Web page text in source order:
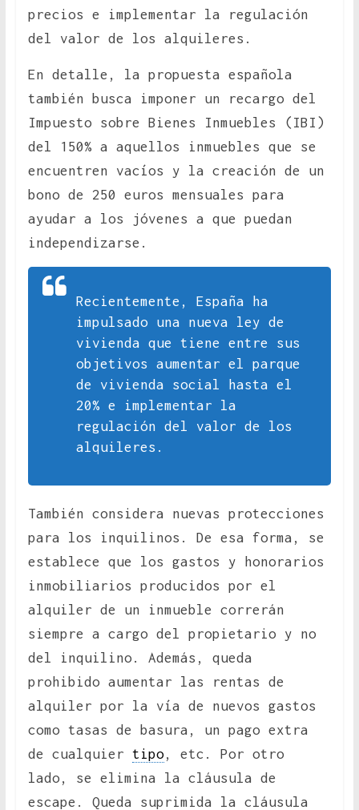
precios e implementar la regulación
del valor de los alquileres.
En detalle, la propuesta española
también busca imponer un recargo del
Impuesto sobre Bienes Inmuebles (IBI)
del 150% a aquellos inmuebles que se
encuentren vacíos y la creación de un
bono de 250 euros mensuales para
ayudar a los jóvenes a que puedan
independizarse.
Recientemente, España ha
impulsado una nueva ley de
vivienda que tiene entre sus
objetivos aumentar el parque
de vivienda social hasta el
20% e implementar la
regulación del valor de los
alquileres.
También considera nuevas protecciones
para los inquilinos. De esa forma, se
establece que los gastos y honorarios
inmobiliarios producidos por el
alquiler de un inmueble correrán
siempre a cargo del propietario y no
del inquilino. Además, queda
prohibido aumentar las rentas de
alquiler por la vía de nuevos gastos
como tasas de basura, un pago extra
de cualquier tipo, etc. Por otro
lado, se elimina la cláusula de
escape. Queda suprimida la cláusula